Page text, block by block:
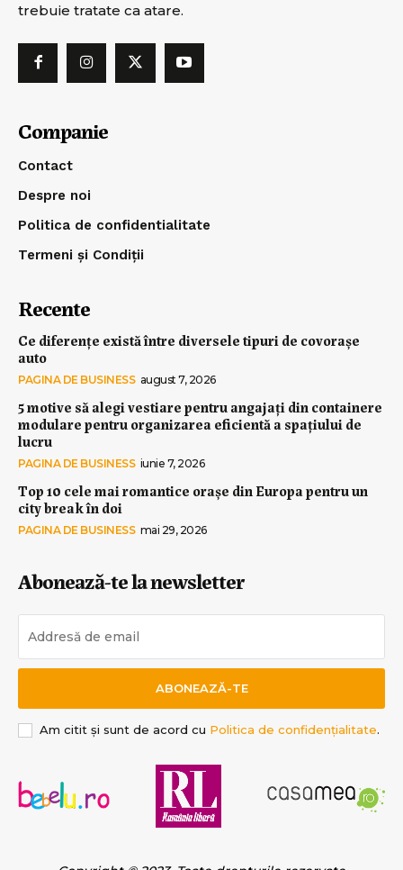
trebuie tratate ca atare.
Companie
Contact
Despre noi
Politica de confidentialitate
Termeni și Condiții
Recente
Ce diferențe există între diversele tipuri de covorașe
auto
PAGINA DE BUSINESS august 7, 2026
5 motive să alegi vestiare pentru angajați din containere
modulare pentru organizarea eficientă a spațiului de
lucru
PAGINA DE BUSINESS iunie 7, 2026
Top 10 cele mai romantice orașe din Europa pentru un
city break în doi
PAGINA DE BUSINESS mai 29, 2026
Abonează-te la newsletter
ABONEAZĂ-TE
Am citit și sunt de acord cu Politica de confidențialitate.